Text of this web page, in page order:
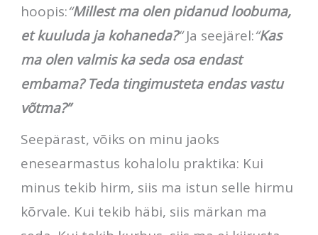
hoopis:“Millest ma olen pidanud loobuma,
et kuuluda ja kohaneda?“Ja seejärel:“Kas
ma olen valmis ka seda osa endast
embama? Teda tingimusteta endas vastu
võtma?”
Seepärast, võiks on minu jaoks
enesearmastus kohalolu praktika: Kui
minus tekib hirm, siis ma istun selle hirmu
kõrvale. Kui tekib häbi, siis märkan ma